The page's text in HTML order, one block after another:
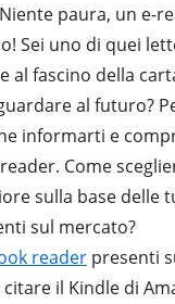
paura, un e-
Sei uno di quei
al fascino della
al futuro?
informarti e
Come
sulla base delle
sul mercato?
reader presenti
il Kindle di